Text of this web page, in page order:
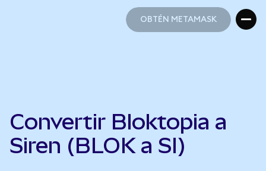
OBTÉN METAMASK
Convertir Bloktopia a
Siren (BLOK a SI)